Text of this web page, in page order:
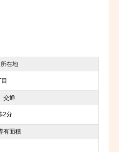
所在地
交通
2分
有面積